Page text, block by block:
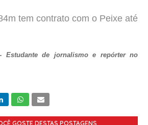
tem contrato com o Peixe até
Estudante de jornalismo e repórter no
GOSTE DESTAS POSTAGENS